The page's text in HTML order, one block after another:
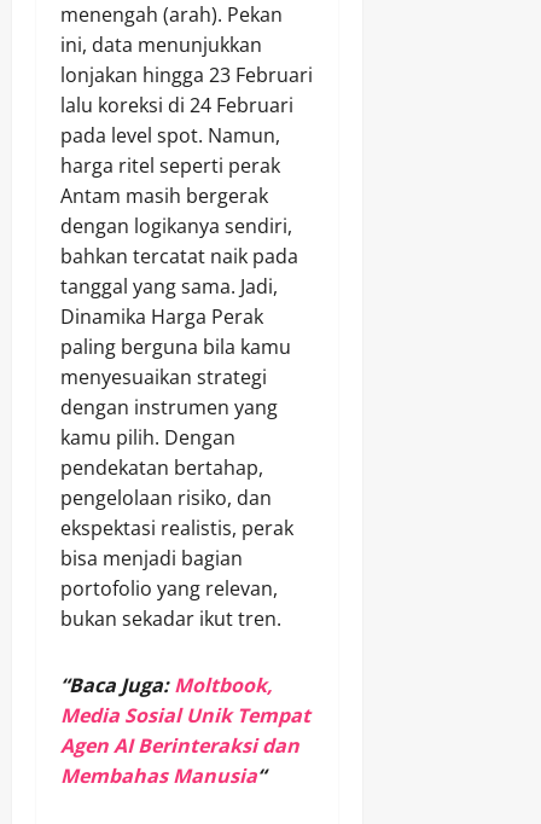
menengah (arah). Pekan
ini, data menunjukkan
lonjakan hingga 23 Februari
lalu koreksi di 24 Februari
pada level spot. Namun,
harga ritel seperti perak
Antam masih bergerak
dengan logikanya sendiri,
bahkan tercatat naik pada
tanggal yang sama. Jadi,
Dinamika Harga Perak
paling berguna bila kamu
menyesuaikan strategi
dengan instrumen yang
kamu pilih. Dengan
pendekatan bertahap,
pengelolaan risiko, dan
ekspektasi realistis, perak
bisa menjadi bagian
portofolio yang relevan,
bukan sekadar ikut tren.
“Baca Juga:Moltbook,
Media Sosial Unik Tempat
Agen AI Berinteraksi dan
Membahas Manusia“